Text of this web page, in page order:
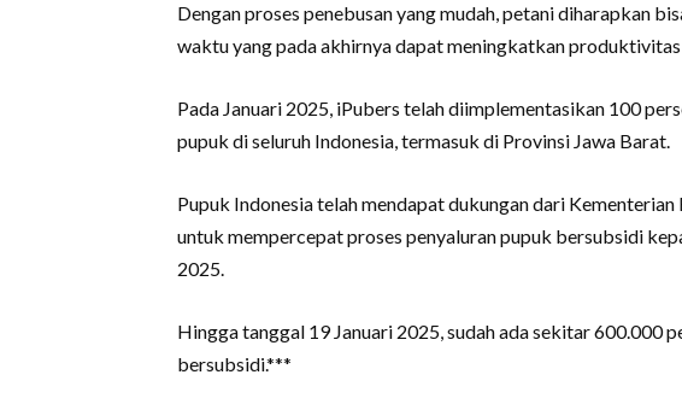
Dengan proses penebusan yang mudah, petani diharapkan
waktu yang pada akhirnya dapat meningkatkan
Pada Januari 2025, iPubers telah diimplementasikan 100
pupuk di seluruh Indonesia, termasuk di Provinsi Jawa Barat.
Pupuk Indonesia telah mendapat dukungan dari
untuk mempercepat proses penyaluran pupuk bersubsidi
2025.
Hingga tanggal 19 Januari 2025, sudah ada sekitar 600.000
bersubsidi.***